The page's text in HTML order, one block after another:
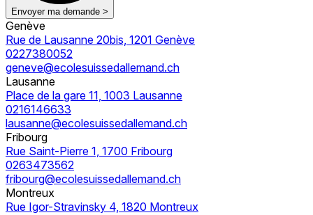
Envoyer ma demande >
Genève
Rue de Lausanne 20bis, 1201 Genève
0227380052
geneve@ecolesuissedallemand.ch
Lausanne
Place de la gare 11, 1003 Lausanne
0216146633
lausanne@ecolesuissedallemand.ch
Fribourg
Rue Saint-Pierre 1, 1700 Fribourg
0263473562
fribourg@ecolesuissedallemand.ch
Montreux
Rue Igor-Stravinsky 4, 1820 Montreux